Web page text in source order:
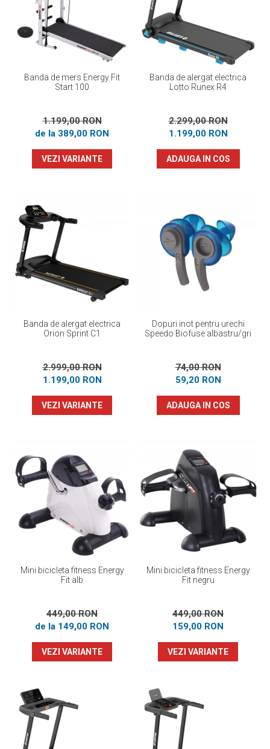
Accesorii inot
Genti si rucsacuri
Tricouri, pantaloni, bluze
Costume profesionale inot
Banda de mers Energy Fit
Start 100
1.199,00 RON
de la 389,00 RON
VEZI VARIANTE
Banda de alergat electrica
Lotto Runex R4
2.299,00 RON
1.199,00 RON
ADAUGA IN COS
Banda de alergat electrica
Orion Sprint C1
2.999,00 RON
1.199,00 RON
VEZI VARIANTE
Dopuri inot pentru urechi
Speedo Biofuse albastru/gri
74,00 RON
59,20 RON
ADAUGA IN COS
Mini bicicleta fitness Energy
Fit alb
449,00 RON
de la 149,00 RON
VEZI VARIANTE
Mini bicicleta fitness Energy
Fit negru
449,00 RON
159,00 RON
VEZI VARIANTE